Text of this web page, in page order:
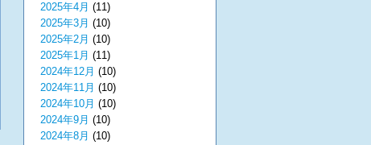
2025年4月 (11)
2025年3月 (10)
2025年2月 (10)
2025年1月 (11)
2024年12月 (10)
2024年11月 (10)
2024年10月 (10)
2024年9月 (10)
2024年8月 (10)